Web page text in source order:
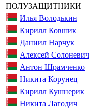
ПОЛУЗАЩИТНИКИ
Илья Володькин
Кирилл Ковшик
Даниил Нарчук
Алексей Солоневич
Антон Шрамченко
Никита Корунец
Кирилл Кушнерик
Никита Лагодич